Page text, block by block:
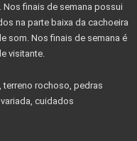
Nos finais de semana possui
na parte baixa da cachoeira
som. Nos finais de semana é
visitante.
rochoso, pedras
cuidados